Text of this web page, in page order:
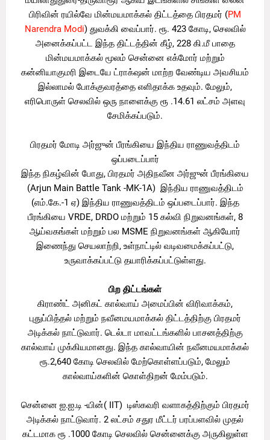
பிரிவின் ரயில்வே மின்மயமாக்கல் திட்டத்தை பிரதமர் (PM
Narendra Modi) துவக்கி வைப்பார். ரூ. 423 கோடி, செலவில்
அனைக்கப்பட்ட இந்த திட்டத்தின் கீழ், 228 கி.மீ பாதை
மின்மயமாக்கல் மூலம் சென்னை எக்மோர் மற்றும்
கன்னியாகுமரி இடையே ட்ராக்‌ஷன் மாற்ற வேண்டிய அவசியம்
இல்லாமல் போக்குவரத்தை எளிதாக்க உதவும். மேலும்,
எரிபொருள் செலவில் ஒரு நாளைக்கு ரூ .14.61 லட்சம் அளவு
சேமிக்கப்படும்.
பிரதமர் மோடி அர்ஜுன் பீரங்கியை இந்திய ராணுவத்திடம்
ஒப்படைப்பார்
இந்த நிகழ்வின் போது, ​​பிரதமர் அதிநவீன அர்ஜுன் பீரங்கியை
(Arjun Main Battle Tank -MK-1A) இந்திய ராணுவத்திடம்
(எம்.கே.-1 ஏ) இந்திய ராணுவத்திடம் ஒப்படைப்பார். இந்த
பீரங்கியை VRDE, DRDO மற்றும் 15 கல்வி நிறுவனங்கள், 8
ஆய்வகங்கள் மற்றும் பல MSME நிறுவனங்கள் ஆகியோர்
இணைந்து செயலாற்றி, உள்நாட்டில் வடிவமைக்கப்பட்டு,
உருவாக்கப்பட்டு தயாரிக்கப்பட்டுள்ளது.
பிற திட்டங்கள்
கிராண்ட் அனிகட் கால்வாய் அமைப்பின் விரிவாக்கம்,
புதுப்பித்தல் மற்றும் நவீனமயமாக்கல் திட்டத்திற்கு பிரதமர்
அடிக்கல் நாட்டுவார். டெல்டா மாவட்டங்களில் பாசனத்திற்கு
கால்வாய் முக்கியமானது. இந்த கால்வாயின் நவீனமயமாக்கல்
ரூ.2,640 கோடி செலவில் மேற்கொள்ளப்படும், மேலும்
கால்வாய்களின் கொள்திறன் மேம்படும்.
சென்னை ஐ.ஐ.டி -யின்( IIT) டிஸ்கவரி வளாகத்திற்கும் பிரதமர்
அடிக்கல் நாட்டுவார். 2 லட்சம் சதுர மீட்டர் பரப்பளவில் முதல்
கட்டமாக ரூ .1000 கோடி செலவில் சென்னைக்கு அருகிலுள்ள